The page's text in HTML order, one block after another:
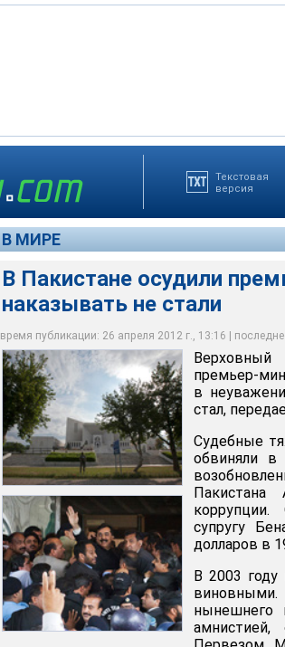
Текстовая
версия
В МИРЕ
В Пакистане осудили
наказывать не стали
время публикации: 26 апреля 2012 г., 13:16 |
Верховный суд Пакистана признал
Разу Гилани виновным в неуважении к
Reuters
Главу правительства обвиняли в отказе
возобновления уголовного дела против
по обвинению в коррупции
Reuters
Верховный
премьер-
в
стал,
Судебные
обвиняли в
супругу
долларов в
В 2003 году
нынешнего
амнистией,